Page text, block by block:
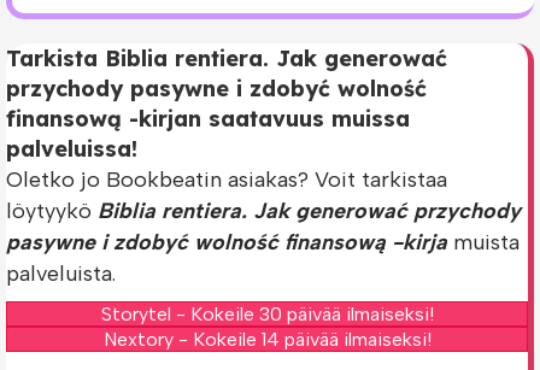
Tarkista Biblia rentiera. Jak generować
przychody pasywne i zdobyć wolność
finansową -kirjan saatavuus muissa
palveluissa!
Oletko jo Bookbeatin asiakas? Voit tarkistaa
löytyykö Biblia rentiera. Jak generować przychody
pasywne i zdobyć wolność finansową -kirja muista
palveluista.
Storytel - Kokeile 30 päivää ilmaiseksi!
Nextory - Kokeile 14 päivää ilmaiseksi!